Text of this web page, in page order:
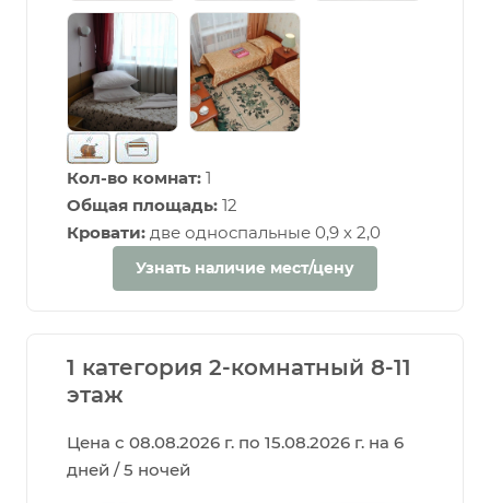
Кол-во комнат: 1
Общая площадь: 12
Кровати: две односпальные 0,9 х 2,0
Узнать наличие мест/цену
1 категория 2-комнатный 8-11
этаж
Цена с 08.08.2026 г. по 15.08.2026 г. на 6
дней / 5 ночей